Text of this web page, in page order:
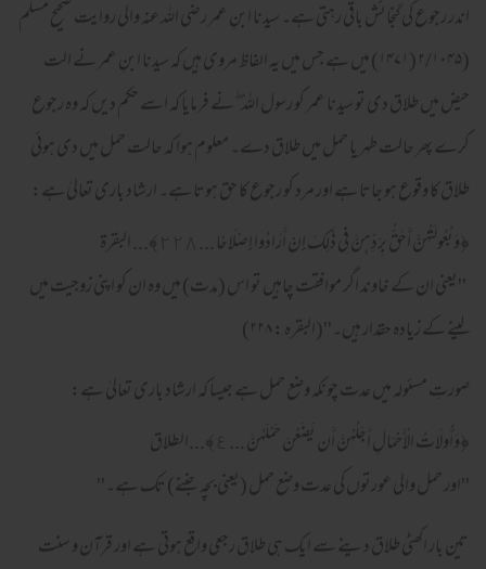
اندر رجوع کی گنجائش باقی رہتی ہے۔ سیدنا ابنِ عمر رضی اللہ عنہ والی روایت صحیح مسلم
(۲/۱۰۴۵ (۱۴۷۱) میں ہے جس میں یہ الفاظ مروی ہیں کہ سیدنا ابنِ عمر نے الت
حیض میں طلاق دی تو سیدنا عمر کو رسول اللہ ۖنے فرمایا کہ اسے حکم دیں کہ وہ رجوع
کرے پھر حالت طہر یا حمل میں طلاق دے۔ معلوم ہوا کہ حالت حمل میں دی ہوئی
طلاق کا وقوع ہو جاتا ہے اور مرد کو رجوع کا حق ہوتا ہے۔ ارشاد باری تعالیٰ ہے:
﴿وَبُعُولَتُهُنَّ أَحَقُّ بِرَدِّهِنَّ فِي ذَٰلِكَ إِنْ أَرَادُوا إِصْلَاحًا ... ٢٢٨﴾... البقرة
''یعنی ان کے خاوند اگر موافقت چاہیں تو اس (مدت) میں وہ ان کو اپنی زوجیت میں
لینے کے زیادہ حقدار ہیں۔''(البقرہ : ۲۲۸)
صورتِ مسئولہ میں عدت چونکہ وضع حمل ہے جیسا کہ ارشاد باری تعالیٰ ہے:
﴿وَأُولَاتُ الْأَحْمَالِ أَجَلُهُنَّ أَن يَضَعْنَ حَمْلَهُنَّ ... ٤﴾...الطلاق
''اور حمل والی عورتوں کی عدت وضع حمل (یعنی بچہ جننے) تک ہے۔''
تین بار اکھٹی طلاق دینے سے ایک ہی طلاق رجعی واقع ہوتی ہے اور قرآن و سنت